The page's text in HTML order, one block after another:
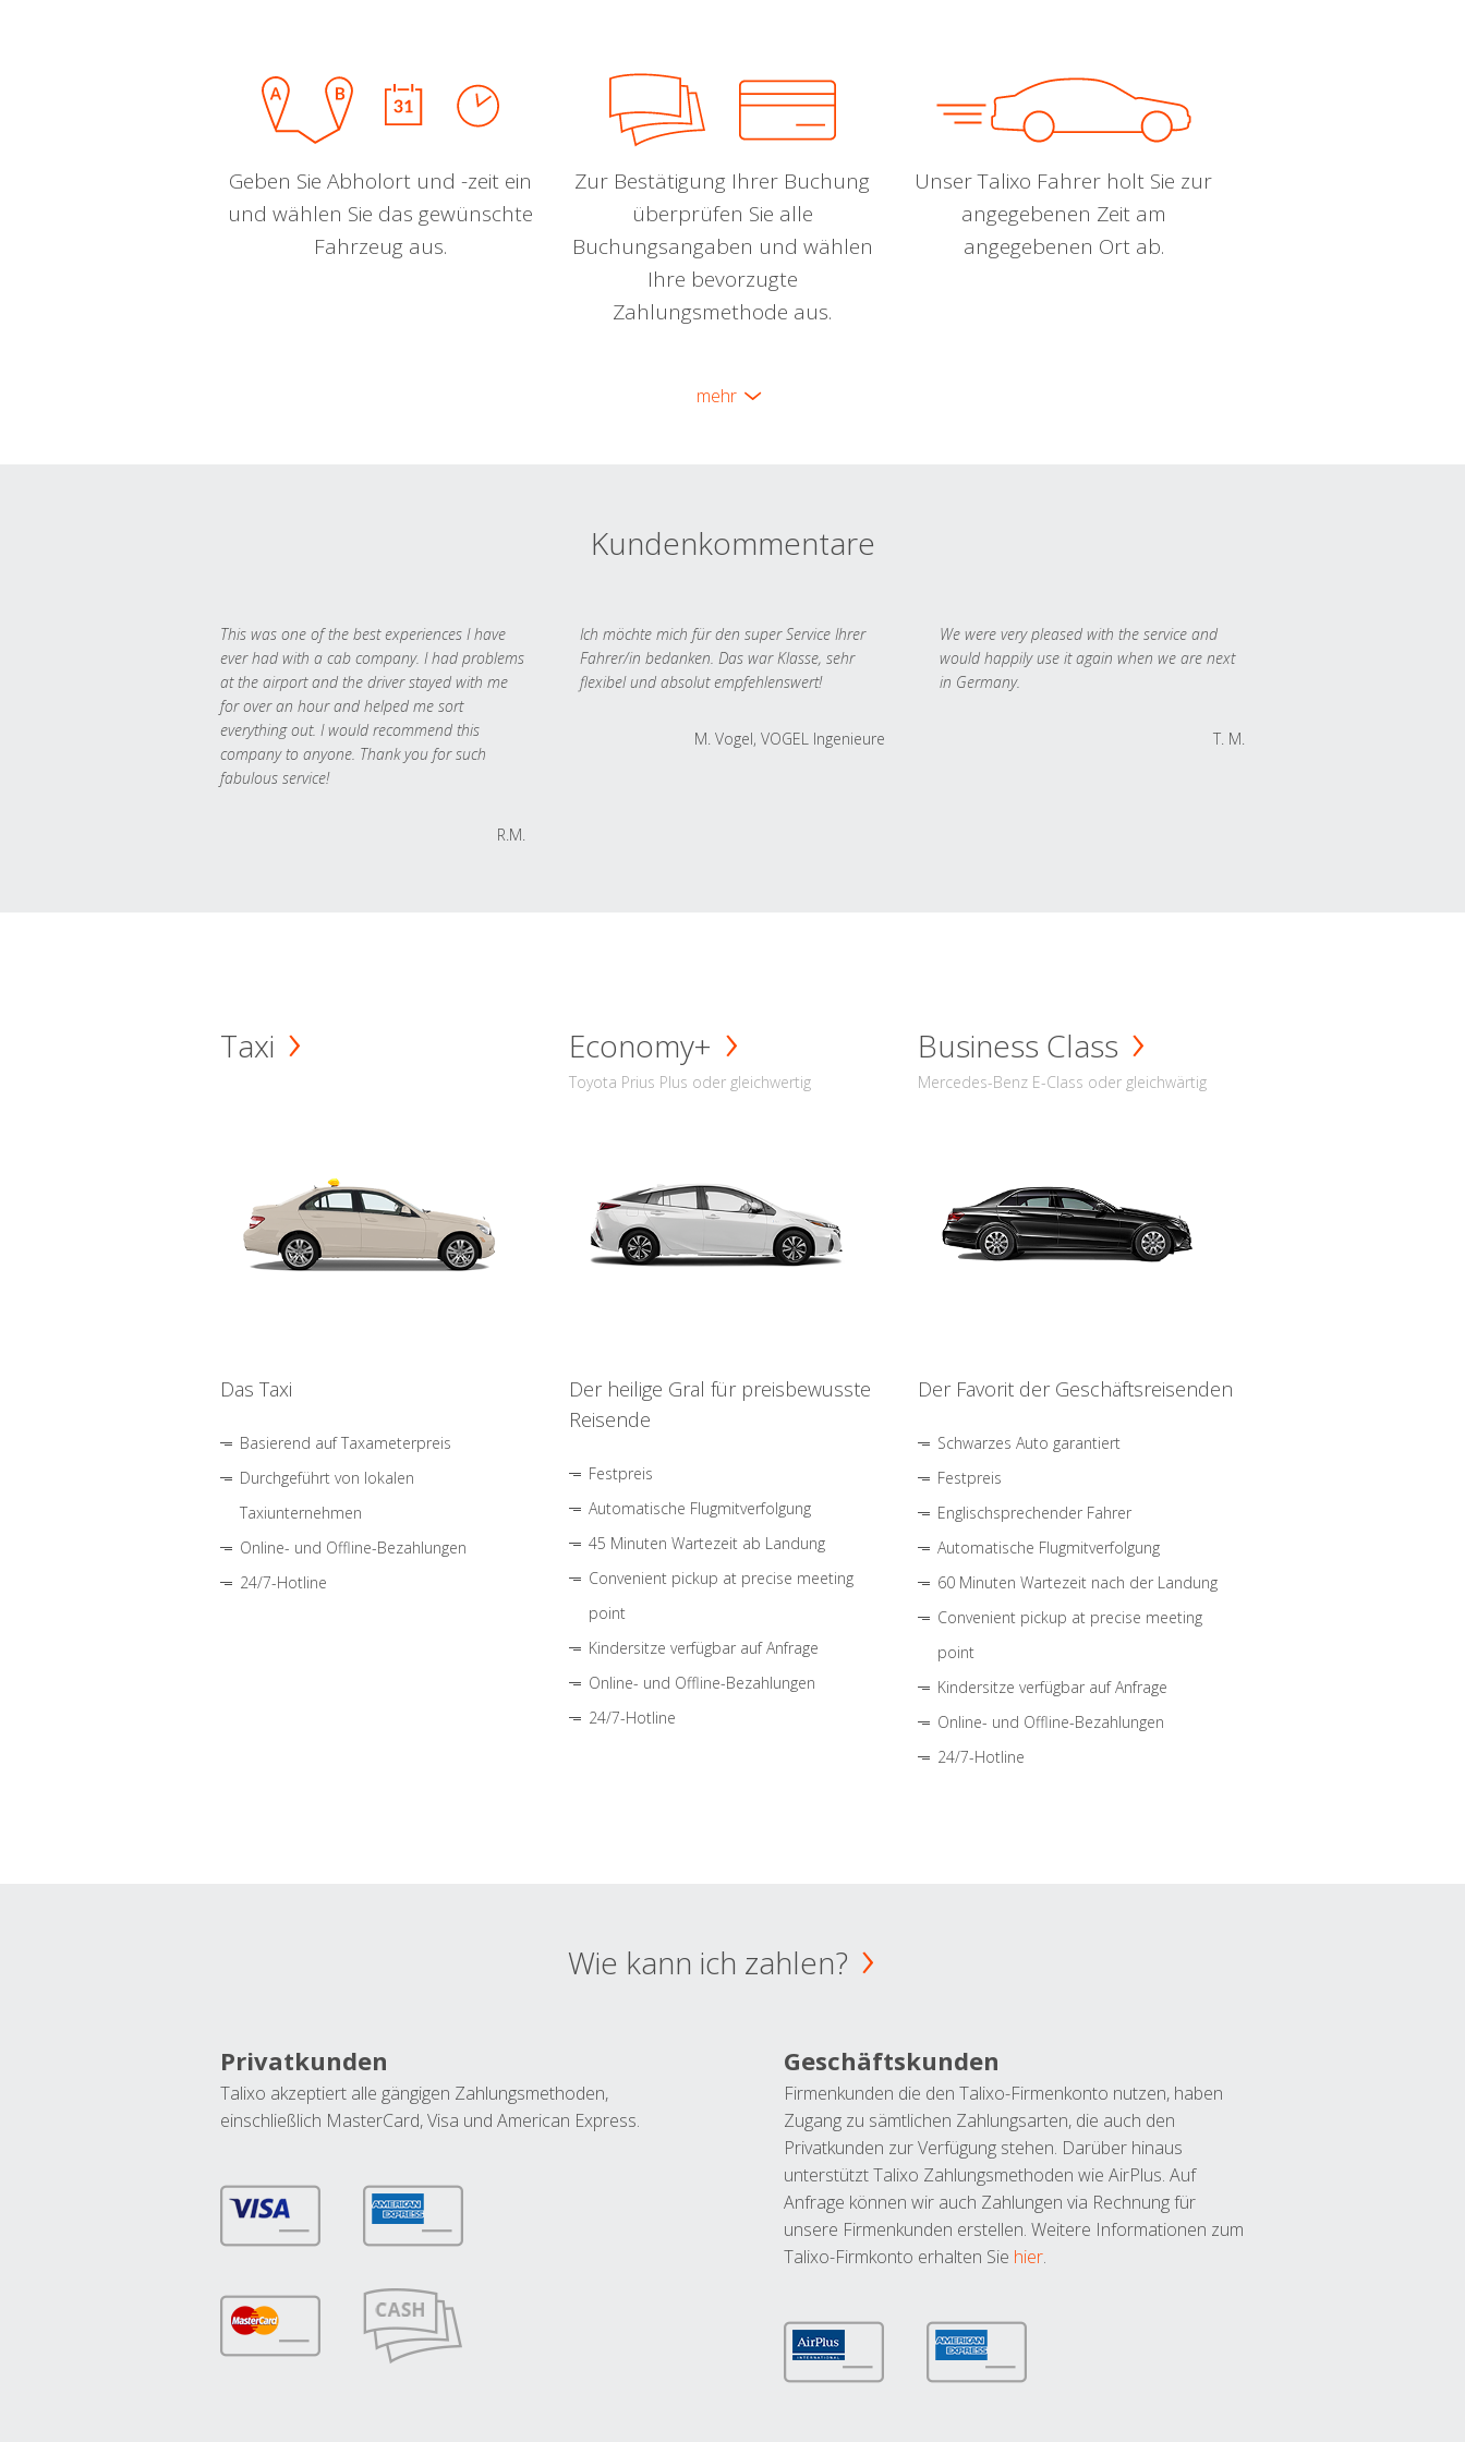
Geben Sie Abholort und -zeit ein
und wählen Sie das gewünschte
Fahrzeug aus.
Zur Bestätigung Ihrer Buchung
überprüfen Sie alle
Buchungsangaben und wählen
Ihre bevorzugte
Zahlungsmethode aus.
Unser Talixo Fahrer holt Sie zur
angegebenen Zeit am
angegebenen Ort ab.
mehr
Kundenkommentare
This was one of the best experiences I have
ever had with a cab company. I had problems
at the airport and the driver stayed with me
for over an hour and helped me sort
everything out. I would recommend this
company to anyone. Thank you for such
fabulous service!
R.M.
Ich möchte mich für den super Service Ihrer
Fahrer/in bedanken. Das war Klasse, sehr
flexibel und absolut empfehlenswert!
M. Vogel, VOGEL Ingenieure
We were very pleased with the service and
would happily use it again when we are next
in Germany.
T. M.
Taxi
Das Taxi
Basierend auf Taxameterpreis
Durchgeführt von lokalen
Taxiunternehmen
Online- und Offline-Bezahlungen
24/7-Hotline
Economy+
Toyota Prius Plus oder gleichwertig
Der heilige Gral für preisbewusste
Reisende
Festpreis
Automatische Flugmitverfolgung
45 Minuten Wartezeit ab Landung
Convenient pickup at precise meeting
point
Kindersitze verfügbar auf Anfrage
Online- und Offline-Bezahlungen
24/7-Hotline
Business Class
Mercedes-Benz E-Class oder gleichwärtig
Der Favorit der Geschäftsreisenden
Schwarzes Auto garantiert
Festpreis
Englischsprechender Fahrer
Automatische Flugmitverfolgung
60 Minuten Wartezeit nach der Landung
Convenient pickup at precise meeting
point
Kindersitze verfügbar auf Anfrage
Online- und Offline-Bezahlungen
24/7-Hotline
Wie kann ich zahlen?
Privatkunden
Talixo akzeptiert alle gängigen Zahlungsmethoden,
einschließlich MasterCard, Visa und American Express.
Geschäftskunden
Firmenkunden die den Talixo-Firmenkonto nutzen, haben
Zugang zu sämtlichen Zahlungsarten, die auch den
Privatkunden zur Verfügung stehen. Darüber hinaus
unterstützt Talixo Zahlungsmethoden wie AirPlus. Auf
Anfrage können wir auch Zahlungen via Rechnung für
unsere Firmenkunden erstellen. Weitere Informationen zum
Talixo-Firmkonto erhalten Sie hier.